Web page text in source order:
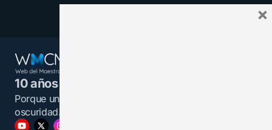
10 años juntos y más unidos.
Porque un maestro informado es una luz en la
oscuridad.
×